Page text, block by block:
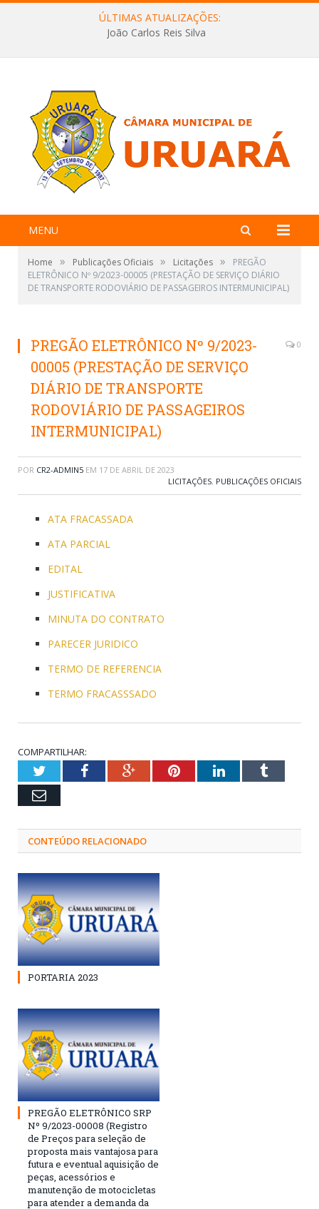
ÚLTIMAS ATUALIZAÇÕES:
João Carlos Reis Silva
MENU
Home » Publicações Oficiais » Licitações »
PREGÃO
ELETRÔNICO Nº 9/2023-00005 (PRESTAÇÃO DE SERVIÇO DIÁRIO
DE TRANSPORTE RODOVIÁRIO DE PASSAGEIROS INTERMUNICIPAL)
PREGÃO ELETRÔNICO Nº 9/2023-
00005 (PRESTAÇÃO DE SERVIÇO
DIÁRIO DE TRANSPORTE
RODOVIÁRIO DE PASSAGEIROS
INTERMUNICIPAL)
0
POR CR2-ADMIN5 EM 17 DE ABRIL DE 2023
LICITAÇÕES, PUBLICAÇÕES OFICIAIS
ATA FRACASSADA
ATA PARCIAL
EDITAL
JUSTIFICATIVA
MINUTA DO CONTRATO
PARECER JURIDICO
TERMO DE REFERENCIA
TERMO FRACASSSADO
COMPARTILHAR:
TwitterFacebookGoogle+PinterestLinkedInTumblr
Email
CONTEÚDO RELACIONADO
PORTARIA 2023
PREGÃO ELETRÔNICO SRP
Nº 9/2023-00008 (Registro
de Preços para seleção de
proposta mais vantajosa para
futura e eventual aquisição de
peças, acessórios e
manutenção de motocicletas
para atender a demanda da